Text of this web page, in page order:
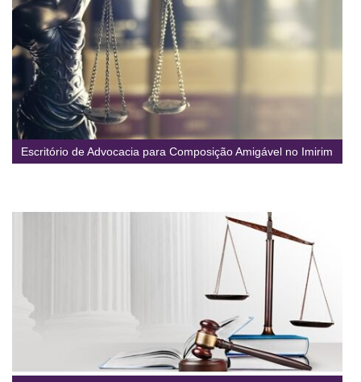
Escritório de Advocacia para Composição Amigável no Imirim